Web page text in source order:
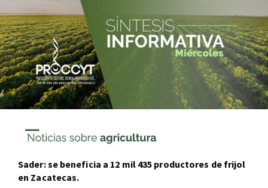
Sader: se beneficia a 12 mil 435 productores de frijol
en Zacatecas.